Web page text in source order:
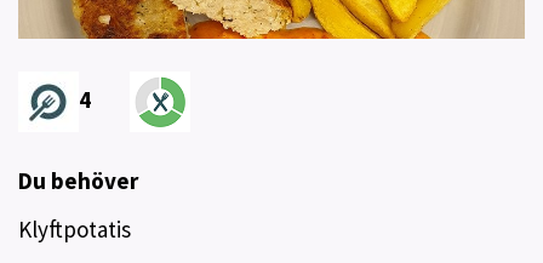
4
Du behöver
Klyftpotatis